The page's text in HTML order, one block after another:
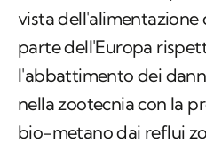
vista
parte dell'Europa
l'abbattimento dei
nella zootecnia con la
bio-metano dai reflui